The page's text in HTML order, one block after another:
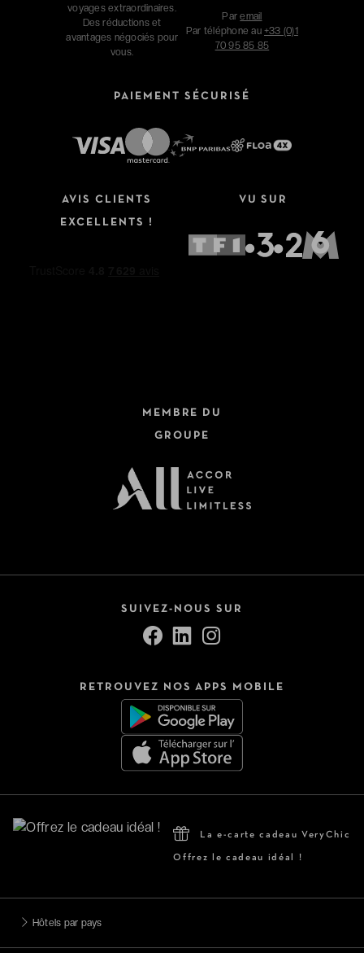
voyages extraordinaires.
Des réductions et
avantages négociés pour
vous.
Paremail
Par téléphone au +33 (0)1
70 95 85 85
PAIEMENT SÉCURISÉ
AVIS CLIENTS
EXCELLENTS !
VU SUR
MEMBRE DU
GROUPE
SUIVEZ-NOUS SUR
RETROUVEZ NOS APPS MOBILE
La e-carte cadeau VeryChic
Offrez le cadeau idéal !
Hôtels par pays